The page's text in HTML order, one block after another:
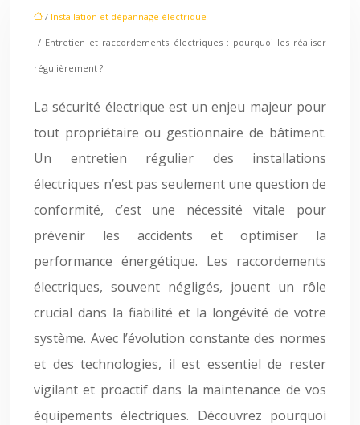
/ Installation et dépannage électrique
/ Entretien et raccordements électriques : pourquoi les réaliser
régulièrement ?
La sécurité électrique est un enjeu majeur pour
tout propriétaire ou gestionnaire de bâtiment.
Un entretien régulier des installations
électriques n’est pas seulement une question de
conformité, c’est une nécessité vitale pour
prévenir les accidents et optimiser la
performance énergétique. Les raccordements
électriques, souvent négligés, jouent un rôle
crucial dans la fiabilité et la longévité de votre
système. Avec l’évolution constante des normes
et des technologies, il est essentiel de rester
vigilant et proactif dans la maintenance de vos
équipements électriques. Découvrez pourquoi